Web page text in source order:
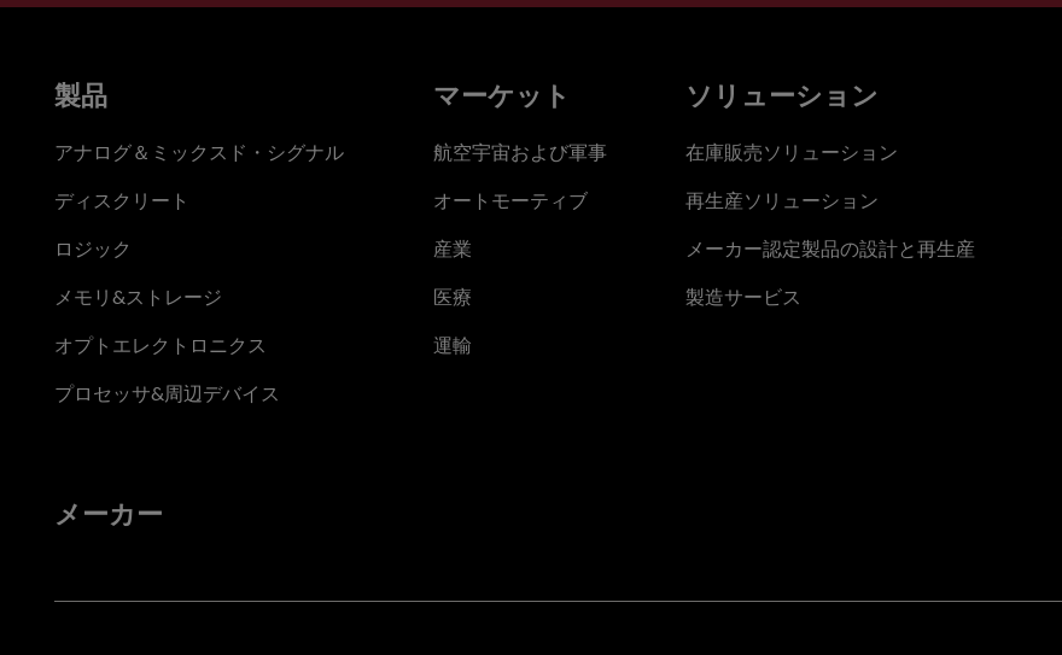
製品
アナログ＆ミックスド・シグナル
ディスクリート
ロジック
メモリ&ストレージ
オプトエレクトロニクス
プロセッサ&周辺デバイス
マーケット
航空宇宙および軍事
オートモーティブ
産業
医療
運輸
ソリューション
在庫販売ソリューション
再生産ソリューション
メーカー認定製品の設計と再生産
製造サービス
メーカー